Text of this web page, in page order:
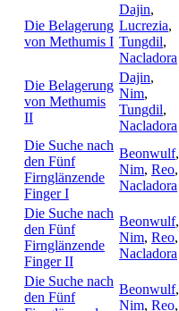
Die Belagerung
von Methumis I
Dajin,
Lucrezia,
Tungdil,
Nacladora
Die Belagerung
von Methumis
II
Dajin,
Nim,
Tungdil,
Nacladora
Die Suche nach
den Fünf
Firnglänzende
Finger I
Beonwulf,
Nim, Reo,
Nacladora
Die Suche nach
den Fünf
Firnglänzende
Finger II
Beonwulf,
Nim, Reo,
Nacladora
Die Suche nach
den Fünf
Beonwulf,
Nim, Reo,